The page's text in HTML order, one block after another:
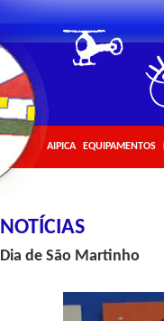
AIPICA EQUIPAMENTOS
NOTÍCIAS
Dia de São Martinho